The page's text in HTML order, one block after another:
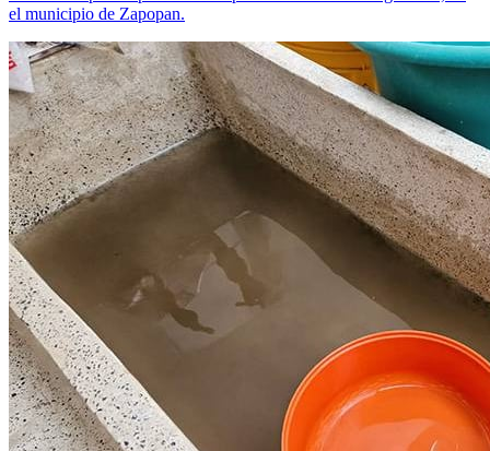
el municipio de Zapopan.